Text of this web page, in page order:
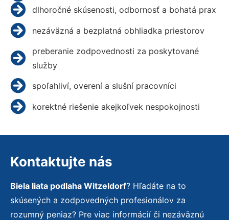
dlhoročné skúsenosti, odbornosť a bohatá prax
nezáväzná a bezplatná obhliadka priestorov
preberanie zodpovednosti za poskytované
služby
spoľahliví, overení a slušní pracovníci
korektné riešenie akejkoľvek nespokojnosti
Kontaktujte nás
Biela liata podlaha Witzeldorf? Hľadáte na to
skúsených a zodpovedných profesionálov za
rozumný peniaz? Pre viac informácií či nezáväznú